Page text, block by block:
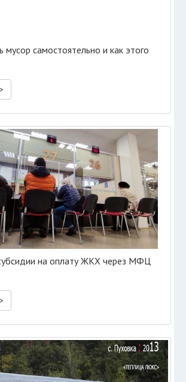
мусор самостоятельно и как этого
на оплату ЖКХ через МФЦ